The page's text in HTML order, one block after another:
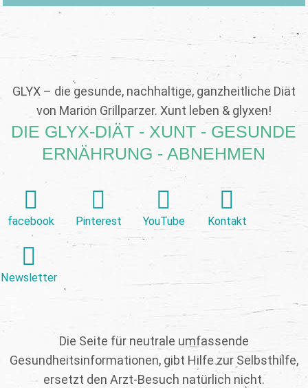
GLYX – die gesunde, nachhaltige, ganzheitliche Diät
von Marion Grillparzer. Xunt leben & glyxen!
DIE GLYX-DIÄT - XUNT - GESUNDE
ERNÄHRUNG - ABNEHMEN
facebook Pinterest YouTube Kontakt
Newsletter
Die Seite für neutrale umfassende
Gesundheitsinformationen, gibt Hilfe zur Selbsthilfe,
ersetzt den Arzt-Besuch natürlich nicht.